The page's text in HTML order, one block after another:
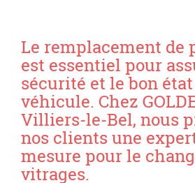
Le remplacement de
est essentiel pour
sécurité et le bon
véhicule. Chez
Villiers-le-Bel, nous
nos clients une
mesure pour le
vitrages.